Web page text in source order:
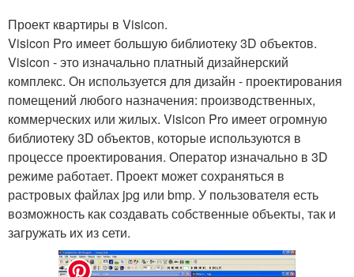
Проект квартиры в Visicon.
Visicon Pro имеет большую библиотеку 3D объектов.
Visicon - это изначально платный дизайнерский
комплекс. Он используется для дизайн - проектирования
помещений любого назначения: производственных,
коммерческих или жилых. Visicon Pro имеет огромную
библиотеку 3D объектов, которые используются в
процессе проектирования. Оператор изначально в 3D
режиме работает. Проект может сохраняться в
растровых файлах jpg или bmp. У пользователя есть
возможность как создавать собственные объекты, так и
загружать их из сети.